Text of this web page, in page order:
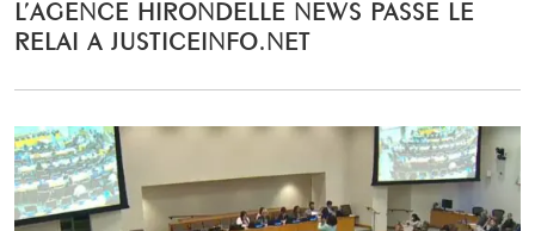
L’AGENCE HIRONDELLE NEWS PASSE LE
RELAI A JUSTICEINFO.NET